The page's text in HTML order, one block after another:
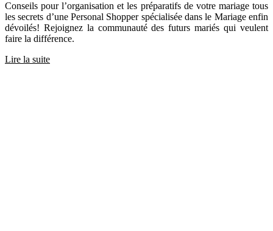
Conseils pour l’organisation et les préparatifs de votre mariage tous
les secrets d’une Personal Shopper spécialisée dans le Mariage enfin
dévoilés! Rejoignez la communauté des futurs mariés qui veulent
faire la différence.
Lire la suite